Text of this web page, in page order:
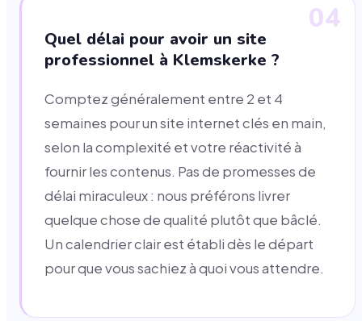
04
Quel délai pour avoir un site
professionnel à Klemskerke ?
Comptez généralement entre 2 et 4
semaines pour un site internet clés en main,
selon la complexité et votre réactivité à
fournir les contenus. Pas de promesses de
délai miraculeux : nous préférons livrer
quelque chose de qualité plutôt que bâclé.
Un calendrier clair est établi dès le départ
pour que vous sachiez à quoi vous attendre.